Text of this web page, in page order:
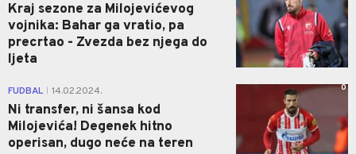
Kraj sezone za Milojevićevog
vojnika: Bahar ga vratio, pa
precrtao - Zvezda bez njega do
ljeta
FUDBAL 14.02.2024.
Ni transfer, ni šansa kod
Milojevića! Degenek hitno
operisan, dugo neće na teren
0